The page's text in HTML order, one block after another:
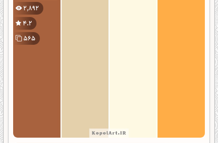
2,892
4.2
565